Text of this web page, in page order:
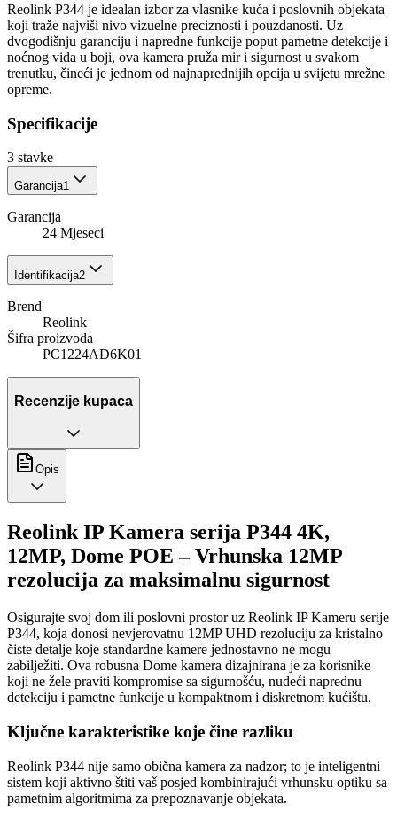
Reolink P344 je idealan izbor za vlasnike kuća i poslovnih objekata
koji traže najviši nivo vizuelne preciznosti i pouzdanosti. Uz
dvogodišnju garanciju i napredne funkcije poput pametne detekcije i
noćnog vida u boji, ova kamera pruža mir i sigurnost u svakom
trenutku, čineći je jednom od najnaprednijih opcija u svijetu mrežne
opreme.
Specifikacije
3 stavke
Garancija1
Garancija
24 Mjeseci
Identifikacija2
Brend
Reolink
Šifra proizvoda
PC1224AD6K01
Recenzije kupaca
Opis
Reolink IP Kamera serija P344 4K,
12MP, Dome POE – Vrhunska 12MP
rezolucija za maksimalnu sigurnost
Osigurajte svoj dom ili poslovni prostor uz Reolink IP Kameru serije
P344, koja donosi nevjerovatnu 12MP UHD rezoluciju za kristalno
čiste detalje koje standardne kamere jednostavno ne mogu
zabilježiti. Ova robusna Dome kamera dizajnirana je za korisnike
koji ne žele praviti kompromise sa sigurnošću, nudeći naprednu
detekciju i pametne funkcije u kompaktnom i diskretnom kućištu.
Ključne karakteristike koje čine razliku
Reolink P344 nije samo obična kamera za nadzor; to je inteligentni
sistem koji aktivno štiti vaš posjed kombinirajući vrhunsku optiku sa
pametnim algoritmima za prepoznavanje objekata.